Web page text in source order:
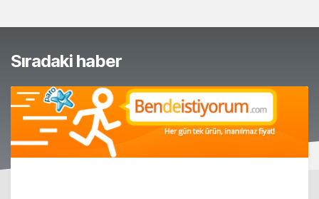
Sıradaki haber